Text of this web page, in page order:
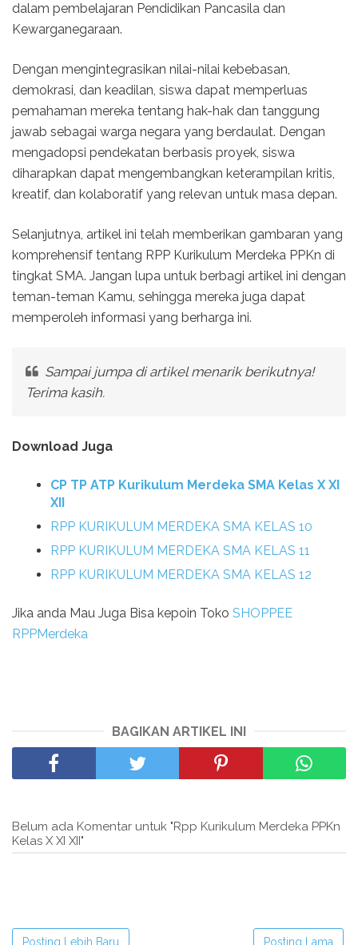
dalam pembelajaran Pendidikan Pancasila dan
Kewarganegaraan.
Dengan mengintegrasikan nilai-nilai kebebasan,
demokrasi, dan keadilan, siswa dapat memperluas
pemahaman mereka tentang hak-hak dan tanggung
jawab sebagai warga negara yang berdaulat. Dengan
mengadopsi pendekatan berbasis proyek, siswa
diharapkan dapat mengembangkan keterampilan kritis,
kreatif, dan kolaboratif yang relevan untuk masa depan.
Selanjutnya, artikel ini telah memberikan gambaran yang
komprehensif tentang RPP Kurikulum Merdeka PPKn di
tingkat SMA. Jangan lupa untuk berbagi artikel ini dengan
teman-teman Kamu, sehingga mereka juga dapat
memperoleh informasi yang berharga ini.
Sampai jumpa di artikel menarik berikutnya!
Terima kasih.
Download Juga
CP TP ATP Kurikulum Merdeka SMA Kelas X XI
XII
RPP KURIKULUM MERDEKA SMA KELAS 10
RPP KURIKULUM MERDEKA SMA KELAS 11
RPP KURIKULUM MERDEKA SMA KELAS 12
Jika anda Mau Juga Bisa kepoin Toko SHOPPEE
RPPMerdeka
BAGIKAN ARTIKEL INI
Belum ada Komentar untuk "Rpp Kurikulum Merdeka PPKn
Kelas X XI XII"
Posting Lebih Baru Posting Lama